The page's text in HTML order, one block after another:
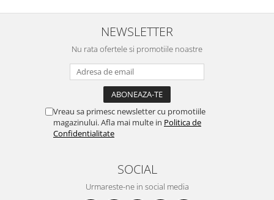
NEWSLETTER
Nu rata ofertele si promotiile noastre
Vreau sa primesc newsletter cu promotiile
magazinului. Afla mai multe in Politica de
Confidentialitate
SOCIAL
Urmareste-ne in social media